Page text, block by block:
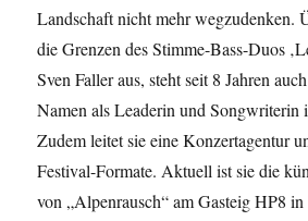
Landschaft nicht mehr wegzudenken.
die Grenzen des Stimme-Bass-Duos
Sven Faller aus, steht seit 8 Jahren
Namen als Leaderin und Songwriterin
Zudem leitet sie eine Konzertagentur
Festival-Formate. Aktuell ist sie die
von „Alpenrausch“ am Gasteig HP8